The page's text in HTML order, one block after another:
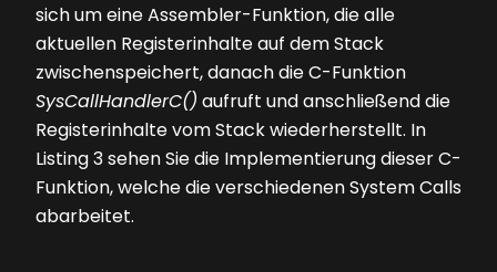
sich um eine Assembler-Funktion, die alle
aktuellen Registerinhalte auf dem Stack
zwischenspeichert, danach die C-Funktion
SysCallHandlerC() aufruft und anschließend die
Registerinhalte vom Stack wiederherstellt. In
Listing 3sehen Sie die Implementierung dieser C-
Funktion, welche die verschiedenen System Calls
abarbeitet.